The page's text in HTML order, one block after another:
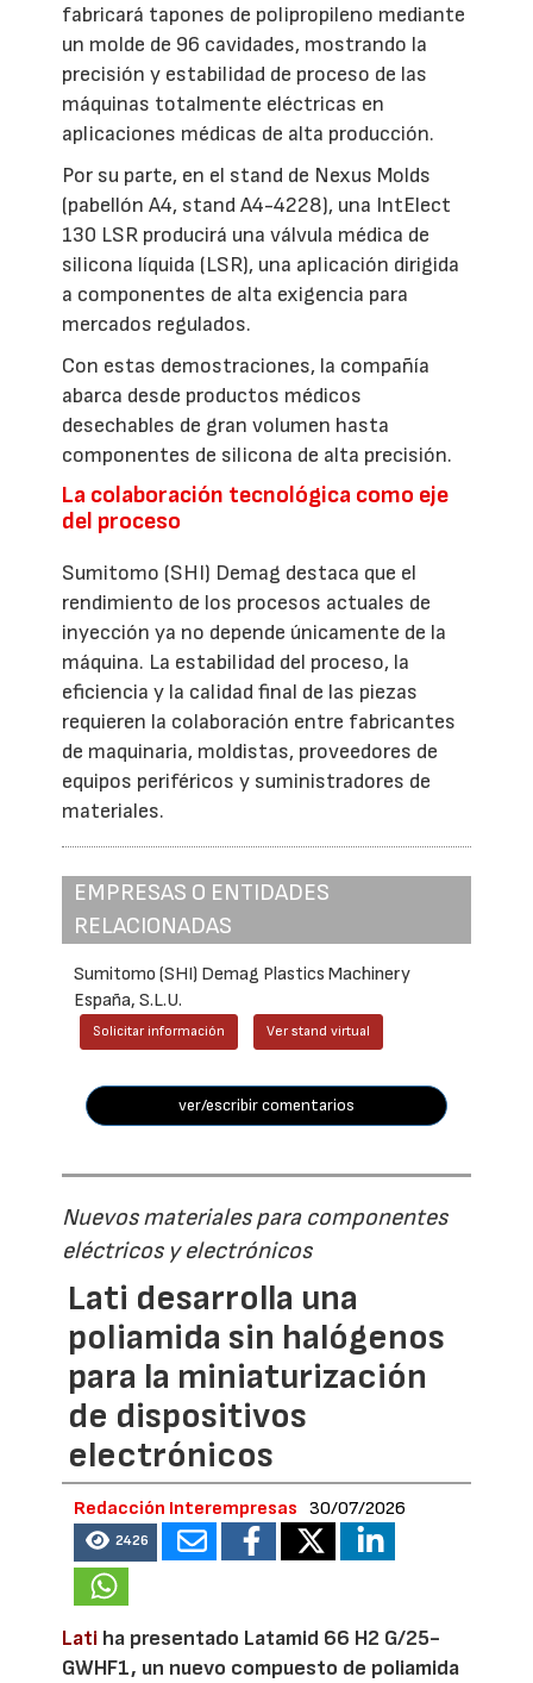
fabricará tapones de polipropileno mediante
un molde de 96 cavidades, mostrando la
precisión y estabilidad de proceso de las
máquinas totalmente eléctricas en
aplicaciones médicas de alta producción.
Por su parte, en el stand de Nexus Molds
(pabellón A4, stand A4-4228), una IntElect
130 LSR producirá una válvula médica de
silicona líquida (LSR), una aplicación dirigida
a componentes de alta exigencia para
mercados regulados.
Con estas demostraciones, la compañía
abarca desde productos médicos
desechables de gran volumen hasta
componentes de silicona de alta precisión.
La colaboración tecnológica como eje
del proceso
Sumitomo (SHI) Demag destaca que el
rendimiento de los procesos actuales de
inyección ya no depende únicamente de la
máquina. La estabilidad del proceso, la
eficiencia y la calidad final de las piezas
requieren la colaboración entre fabricantes
de maquinaria, moldistas, proveedores de
equipos periféricos y suministradores de
materiales.
EMPRESAS O ENTIDADES
RELACIONADAS
Sumitomo (SHI) Demag Plastics Machinery
España, S.L.U.
Solicitar información Ver stand virtual
ver/escribir comentarios
Nuevos materiales para componentes
eléctricos y electrónicos
Lati desarrolla una
poliamida sin halógenos
para la miniaturización
de dispositivos
electrónicos
Redacción Interempresas 30/07/2026
2426
Lati ha presentado Latamid 66 H2 G/25-
GWHF1, un nuevo compuesto de poliamida